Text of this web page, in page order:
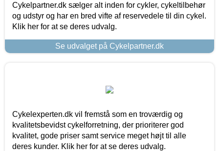
Cykelpartner.dk sælger alt inden for cykler, cykeltilbehør
og udstyr og har en bred vifte af reservedele til din cykel.
Klik her for at se deres udvalg.
Se udvalget på Cykelpartner.dk
Cykelexperten.dk vil fremstå som en troværdig og
kvalitetsbevidst cykelforretning, der prioriterer god
kvalitet, gode priser samt service meget højt til alle
deres kunder. Klik her for at se deres udvalg.